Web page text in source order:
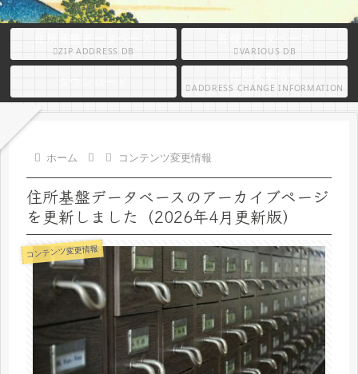
住所基盤データベース
ZIP ADDRESS DB VARIOUS DB
ADDRESS CHANGE INFORMATION
ホーム コンテンツ変更情報
住所基盤データベースのアーカイブページ
を更新しました（2026年4月更新版）
コンテンツ変更情報